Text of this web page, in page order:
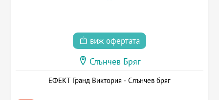
виж офертата
Слънчев Бряг
ЕФЕКТ Гранд Виктория - Слънчев бряг